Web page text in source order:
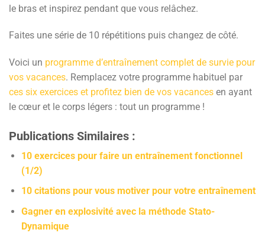
le bras et inspirez pendant que vous relâchez.
Faites une série de 10 répétitions puis changez de côté.
Voici un programme d’entraînement complet de survie pour
vos vacances. Remplacez votre programme habituel par
ces six exercices et profitez bien de vos vacances en ayant
le cœur et le corps légers : tout un programme !
Publications Similaires :
10 exercices pour faire un entraînement fonctionnel
(1/2)
10 citations pour vous motiver pour votre entraînement
Gagner en explosivité avec la méthode Stato-
Dynamique